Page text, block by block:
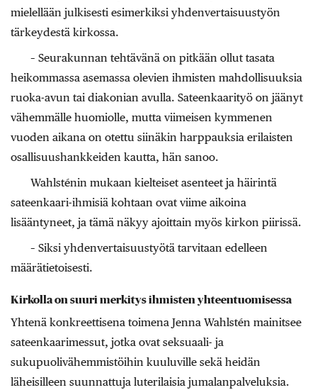
mielellään julkisesti esimerkiksi yhdenvertaisuustyön
tärkeydestä kirkossa.
– Seurakunnan tehtävänä on pitkään ollut tasata
heikommassa asemassa olevien ihmisten mahdollisuuksia
ruoka-avun tai diakonian avulla. Sateenkaarityö on jäänyt
vähemmälle huomiolle, mutta viimeisen kymmenen
vuoden aikana on otettu siinäkin harppauksia erilaisten
osallisuushankkeiden kautta, hän sanoo.
Wahlsténin mukaan kielteiset asenteet ja häirintä
sateenkaari-ihmisiä kohtaan ovat viime aikoina
lisääntyneet, ja tämä näkyy ajoittain myös kirkon piirissä.
– Siksi yhdenvertaisuustyötä tarvitaan edelleen
määrätietoisesti.
Kirkolla on suuri merkitys ihmisten yhteentuomisessa
Yhtenä konkreettisena toimena Jenna Wahlstén mainitsee
sateenkaarimessut, jotka ovat seksuaali- ja
sukupuolivähemmistöihin kuuluville sekä heidän
läheisilleen suunnattuja luterilaisia jumalanpalveluksia.